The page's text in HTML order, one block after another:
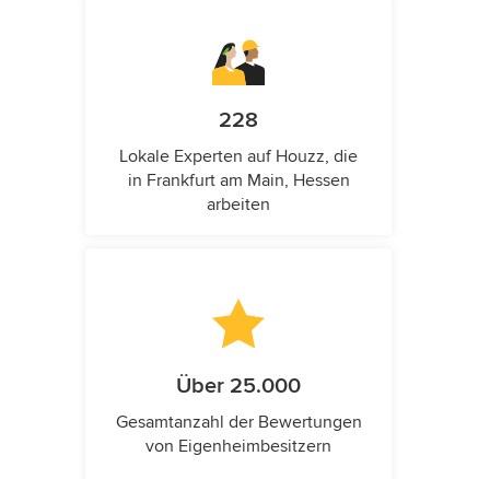
228
Lokale Experten auf Houzz, die
in Frankfurt am Main, Hessen
arbeiten
Über 25.000
Gesamtanzahl der Bewertungen
von Eigenheimbesitzern